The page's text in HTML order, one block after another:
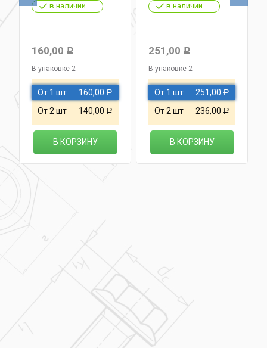
в наличии
160,00 Р
В упаковке 2
От 1 шт 160,00 Р
От 2 шт 140,00 Р
В КОРЗИНУ
в наличии
251,00 Р
В упаковке 2
От 1 шт 251,00 Р
От 2 шт 236,00 Р
В КОРЗИНУ